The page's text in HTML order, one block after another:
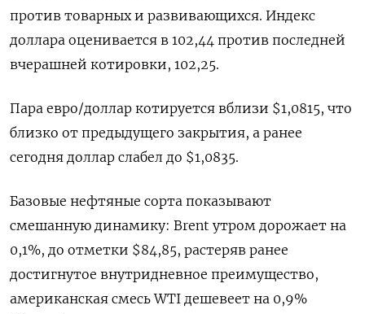
против товарных и развивающихся. Индекс
доллара оценивается в 102,44 против последней
вчерашней котировки, 102,25.
Пара евро/доллар котируется вблизи $1,0815, что
близко от предыдущего закрытия, а ранее
сегодня доллар слабел до $1,0835.
Базовые нефтяные сорта показывают
смешанную динамику: Brent утром дорожает на
0,1%, до отметки $84,85, растеряв ранее
достигнутое внутридневное преимущество,
американская смесь WTI дешевеет на 0,9%